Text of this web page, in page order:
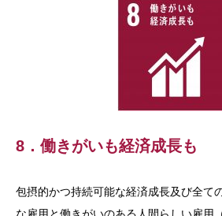
8．働きがいも経済成長も
包摂的かつ持続可能な経済成長及び全て